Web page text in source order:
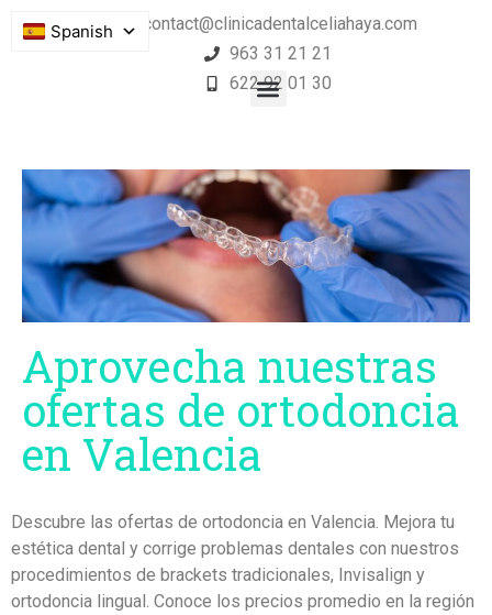
contact@clinicadentalceliahaya.com
963 31 21 21
622 92 01 30
Aprovecha nuestras
ofertas de ortodoncia
en Valencia
Descubre las ofertas de ortodoncia en Valencia. Mejora tu
estética dental y corrige problemas dentales con nuestros
procedimientos de brackets tradicionales, Invisalign y
ortodoncia lingual. Conoce los precios promedio en la región
Spanish